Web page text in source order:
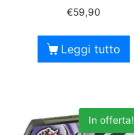
€59,90
Leggi tutto
In offerta!